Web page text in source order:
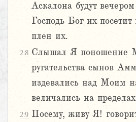
Аскалона будут
Господь Бог их посетит
плен их.
2:8 Слышал Я поношение
ругательства сынов
издевались над Моим
величались на
2:9 Посему, живу Я!